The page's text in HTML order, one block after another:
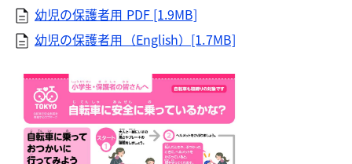
幼児の保護者用 PDF [1.9MB]
幼児の保護者用（English）[1.7MB]